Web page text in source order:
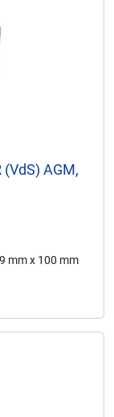
AGM,
mm x 100 mm